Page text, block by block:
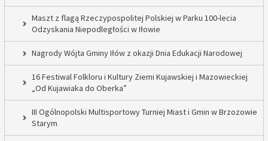
Maszt z flagą Rzeczypospolitej Polskiej w Parku 100-lecia
Odzyskania Niepodległości w Iłowie
Nagrody Wójta Gminy Iłów z okazji Dnia Edukacji Narodowej
16 Festiwal Folkloru i Kultury Ziemi Kujawskiej i Mazowieckiej
„Od Kujawiaka do Oberka”
III Ogólnopolski Multisportowy Turniej Miast i Gmin w Brzozowie
Starym